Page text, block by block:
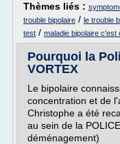
Thèmes liés :
trouble bipolaire / le trouble
test / maladie bipolaire c'est
Pourquoi la
VORTEX
Le bipolaire
concentration et de
Christophe a été
au sein de la
déménagement)